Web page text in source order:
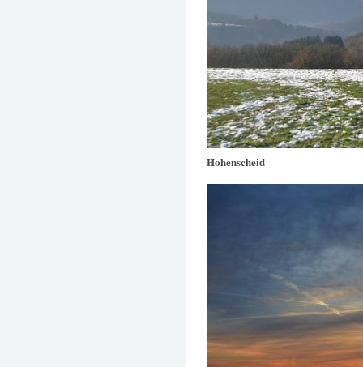
Hohenscheid